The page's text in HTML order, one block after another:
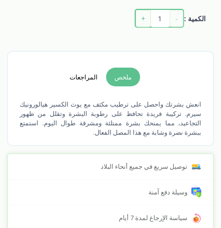
الكمية : -
+
ملخص المراجعات
انعش بشرتك واحصل على ترطيب مكثف مع يوث الكسير هيالورونيك
سيرم. تركيبة فريدة تحافظ على رطوبة البشرة وتقلل من ظهور
التجاعيد، مما يمنحك بشرة ممتلئة ومشرقة طوال اليوم. استمتع
ببشرة نضرة وشابة مع هذا المصل الفعال.
توصيل سريع في جميع أنحاء البلاد
وسيلة دفع آمنة
سياسة الإرجاع لمدة 7 أيام